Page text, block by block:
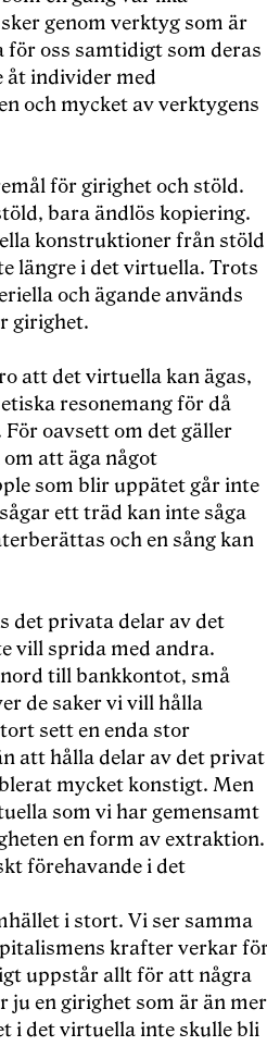
genom verktyg som är
oss samtidigt som deras
åt individer med
och mycket av verktygens
för girighet och stöld.
bara ändlös kopiering.
konstruktioner från stöld
längre i det virtuella. Trots
och ägande används
girighet.
att det virtuella kan ägas,
resonemang för då
oavsett om det gäller
att äga något
som blir uppätet går inte
ett träd kan inte såga
och en sång kan
det privata delar av det
vill sprida med andra.
till bankkontot, små
de saker vi vill hålla
sett en enda stor
att hålla delar av det privat
mycket konstigt. Men
som vi har gemensamt
en form av extraktion.
förehavande i det
i stort. Vi ser samma
krafter verkar
uppstår allt för att några
ju en girighet som är än mer
i det virtuella inte skulle bli